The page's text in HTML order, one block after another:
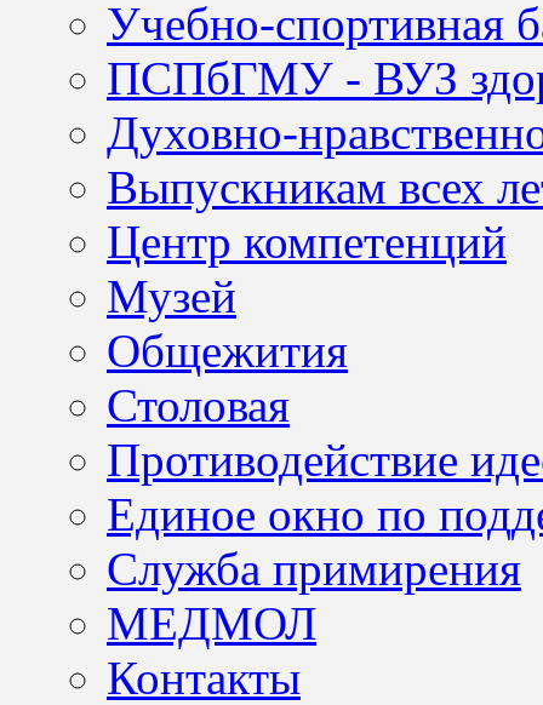
Учебно-спортивная
ПСПбГМУ - ВУЗ
Духовно-
Выпускникам всех
Центр компетенций
Музей
Общежития
Столовая
Противодействие
Единое окно по
Служба примирения
МЕДМОЛ
Контакты